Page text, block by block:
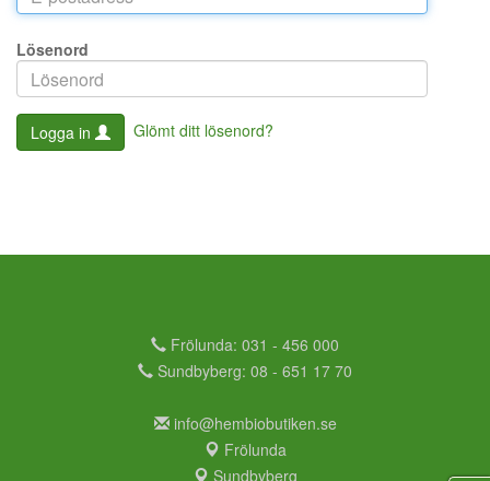
Lösenord
Logga in Glömt ditt lösenord?
Frölunda: 031 - 456 000
Sundbyberg: 08 - 651 17 70
info@hembiobutiken.se
Frölunda
Sundbyberg